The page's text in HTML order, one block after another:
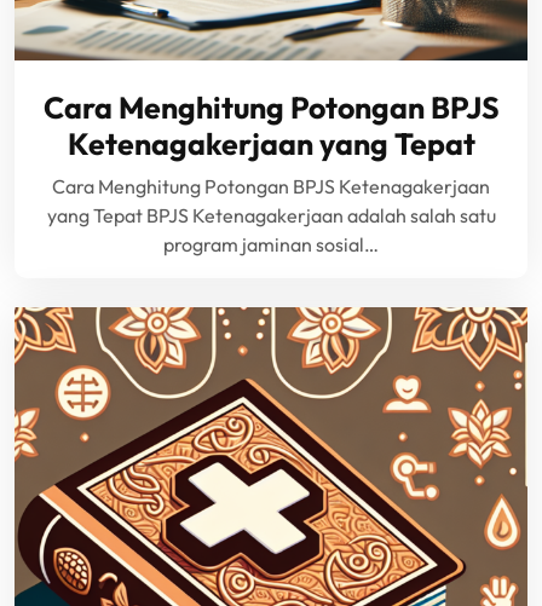
Cara Menghitung Potongan BPJS
Ketenagakerjaan yang Tepat
Cara Menghitung Potongan BPJS Ketenagakerjaan
yang Tepat BPJS Ketenagakerjaan adalah salah satu
program jaminan sosial…